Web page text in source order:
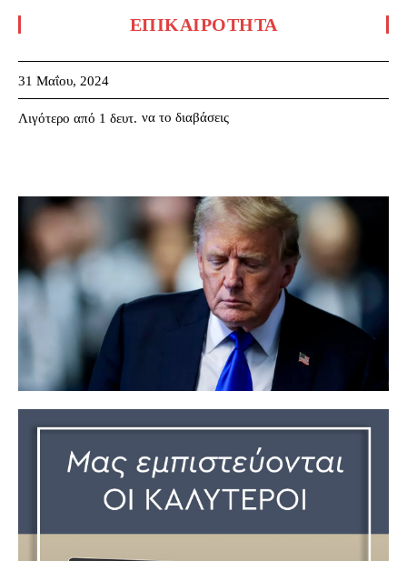
ΕΠΙΚΑΙΡΌΤΗΤΑ
31 Μαΐου, 2024
Λιγότερο από 1 δευτ. να το διαβάσεις